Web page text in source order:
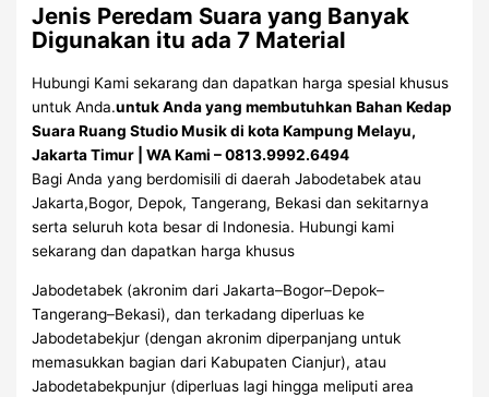
Jenis Peredam Suara yang Banyak
Digunakan itu ada 7 Material
Hubungi Kami sekarang dan dapatkan harga spesial khusus
untuk Anda.untuk Anda yang membutuhkan Bahan Kedap
Suara Ruang Studio Musik di kota Kampung Melayu,
Jakarta Timur | WA Kami – 0813.9992.6494
Bagi Anda yang berdomisili di daerah Jabodetabek atau
Jakarta,Bogor, Depok, Tangerang, Bekasi dan sekitarnya
serta seluruh kota besar di Indonesia. Hubungi kami
sekarang dan dapatkan harga khusus
Jabodetabek (akronim dari Jakarta–Bogor–Depok–
Tangerang–Bekasi), dan terkadang diperluas ke
Jabodetabekjur (dengan akronim diperpanjang untuk
memasukkan bagian dari Kabupaten Cianjur), atau
Jabodetabekpunjur (diperluas lagi hingga meliputi area